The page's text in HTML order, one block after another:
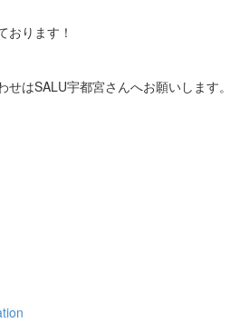
おります！
はSALU宇都宮さんへお願いします。